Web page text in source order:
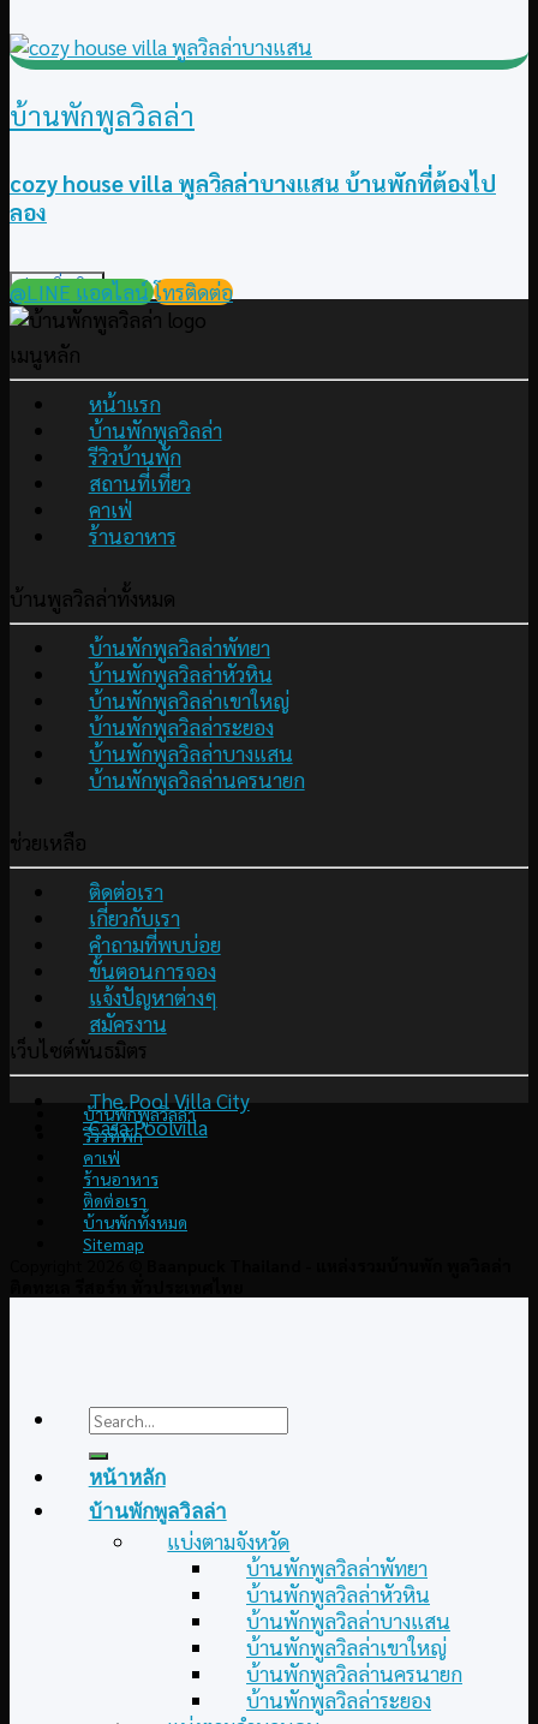
บ้านพักพูลวิลล่า
cozy house villa พูลวิลล่าบางแสน บ้านพักที่ต้องไป
ลอง
อ่านเพิ่มเติม
@LINE แอดไลน์ โทรติดต่อ
เมนูหลัก
หน้าแรก
บ้านพักพูลวิลล่า
รีวิวบ้านพัก
สถานที่เที่ยว
คาเฟ่
ร้านอาหาร
บ้านพูลวิลล่าทั้งหมด
บ้านพักพูลวิลล่าพัทยา
บ้านพักพูลวิลล่าหัวหิน
บ้านพักพูลวิลล่าเขาใหญ่
บ้านพักพูลวิลล่าระยอง
บ้านพักพูลวิลล่าบางแสน
บ้านพักพูลวิลล่านครนายก
ช่วยเหลือ
ติดต่อเรา
เกี่ยวกับเรา
คำถามที่พบบ่อย
ขั้นตอนการจอง
แจ้งปัญหาต่างๆ
สมัครงาน
เว็บไซต์พันธมิตร
The Pool Villa City
Casa Poolvilla
บ้านพักพูลวิลล่า
รีวิวที่พัก
คาเฟ่
ร้านอาหาร
ติดต่อเรา
บ้านพักทั้งหมด
Sitemap
Search
for:
หน้าหลัก
บ้านพักพูลวิลล่า
แบ่งตามจังหวัด
บ้านพักพูลวิลล่าพัทยา
บ้านพักพูลวิลล่าหัวหิน
บ้านพักพูลวิลล่าบางแสน
บ้านพักพูลวิลล่าเขาใหญ่
บ้านพักพูลวิลล่านครนายก
บ้านพักพูลวิลล่าระยอง